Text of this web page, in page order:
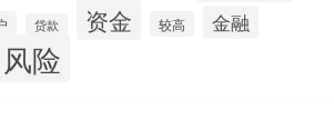
贷款 资金 较高 金融
风险